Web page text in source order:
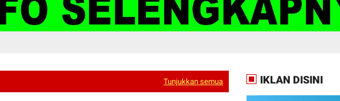
Tunjukkan semua IKLAN DISINI